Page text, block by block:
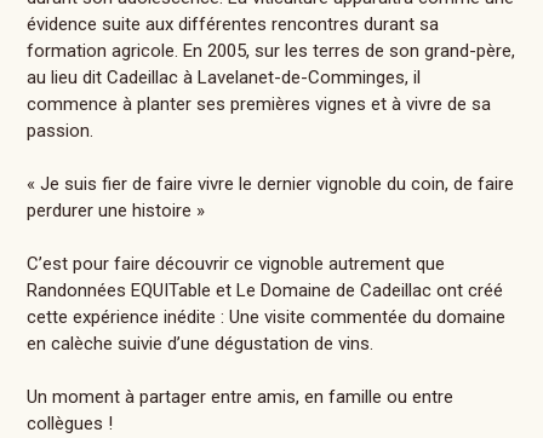
évidence suite aux différentes rencontres durant sa
formation agricole. En 2005, sur les terres de son grand-père,
au lieu dit Cadeillac à Lavelanet-de-Comminges, il
commence à planter ses premières vignes et à vivre de sa
passion.
« Je suis fier de faire vivre le dernier vignoble du coin, de faire
perdurer une histoire »
C’est pour faire découvrir ce vignoble autrement que
Randonnées EQUITable et Le Domaine de Cadeillac ont créé
cette expérience inédite : Une visite commentée du domaine
en calèche suivie d’une dégustation de vins.
Un moment à partager entre amis, en famille ou entre
collègues !